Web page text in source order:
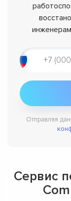
Отправляя
Сервис